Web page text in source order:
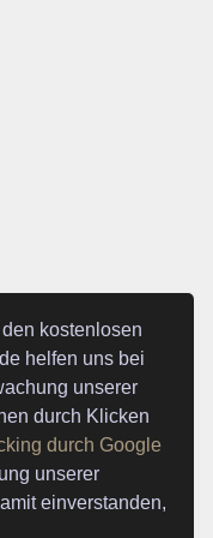
kostenlosen
helfen uns bei
unserer
durch Klicken
durch Google
unserer
einverstanden,